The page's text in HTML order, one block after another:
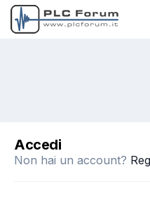
Accedi
Non hai un account?